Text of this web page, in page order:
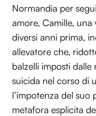
Normandia per
amore, Camille, una
diversi anni prima,
allevatore che,
balzelli imposti dalle
suicida nel corso di
l’impotenza del suo
metafora esplicita